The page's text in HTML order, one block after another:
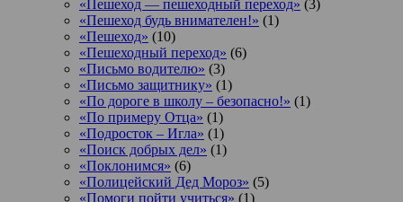
«Пешеход — пешеходный переход» (3)
«Пешеход будь внимателен!» (1)
«Пешеход» (10)
«Пешеходный переход» (6)
«Письмо водителю» (3)
«Письмо защитнику» (1)
«По дороге в школу – безопасно!» (1)
«По примеру Отца» (1)
«Подросток ‒ Игла» (1)
«Поиск добрых дел» (1)
«Поклонимся» (6)
«Полицейский Дед Мороз» (5)
«Помоги пойти учиться» (1)